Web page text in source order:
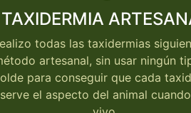
TAXIDERMIA
todas las taxidermias
artesanal, sin usar ningún
para conseguir que cada
el aspecto del animal